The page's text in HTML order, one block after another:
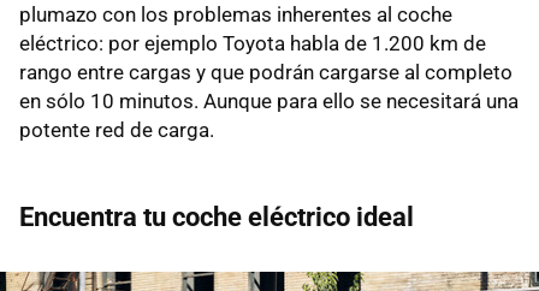
plumazo con los problemas inherentes al coche
eléctrico: por ejemplo Toyota habla de 1.200 km de
rango entre cargas y que podrán cargarse al completo
en sólo 10 minutos. Aunque para ello se necesitará una
potente red de carga.
Encuentra tu coche eléctrico ideal